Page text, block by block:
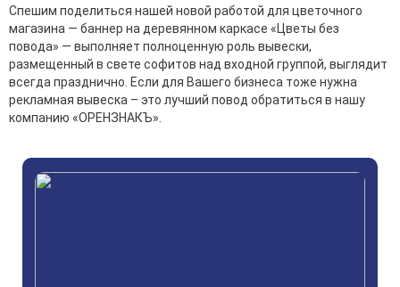
Спешим поделиться нашей новой работой для цветочного
магазина — баннер на деревянном каркасе «Цветы без
повода» — выполняет полноценную роль вывески,
размещенный в свете софитов над входной группой, выглядит
всегда празднично. Если для Вашего бизнеса тоже нужна
рекламная вывеска – это лучший повод обратиться в нашу
компанию «ОРЕНЗНАКЪ».